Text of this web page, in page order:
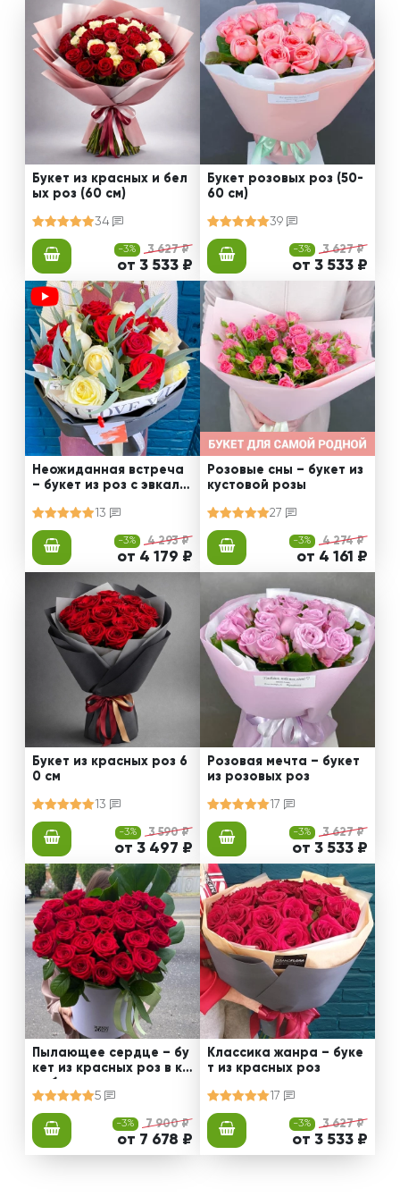
Букет из красных и бел
ых роз (60 см)
34
-3% 3 627 ₽
от 3 533 ₽
Букет розовых роз (50-
60 см)
39
-3% 3 627 ₽
от 3 533 ₽
Неожиданная встреча
– букет из роз с эвкали
13
-3% 4 293 ₽
от 4 179 ₽
Розовые сны – букет из
кустовой розы
27
-3% 4 274 ₽
от 4 161 ₽
Букет из красных роз 6
0 см
13
-3% 3 590 ₽
от 3 497 ₽
Розовая мечта – букет
из розовых роз
17
-3% 3 627 ₽
от 3 533 ₽
Пылающее сердце – бу
кет из красных роз в ко
робке
5
-3% 7 900 ₽
от 7 678 ₽
Классика жанра – буке
т из красных роз
17
-3% 3 627 ₽
от 3 533 ₽